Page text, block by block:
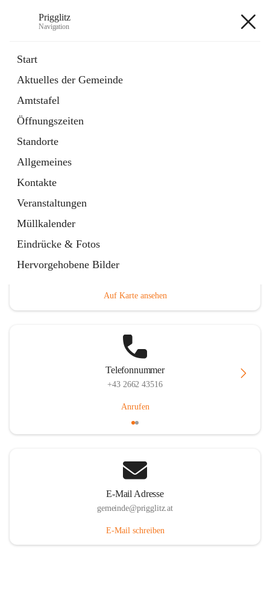
Prigglitz
Navigation
Start
Aktuelles der Gemeinde
Amtstafel
Öffnungszeiten
Standorte
Allgemeines
Kontakte
Veranstaltungen
Müllkalender
Eindrücke & Fotos
Hervorgehobene Bilder
Externe Webseite
in
Tab
Gemeindezeitung
Ordner
öffnet
in
neuem
Tab
Hauptadresse
Auf Karte ansehen
Telefonnummer
+43 2662 43516
Anrufen
E-Mail Adresse
gemeinde@prigglitz.at
E-Mail schreiben